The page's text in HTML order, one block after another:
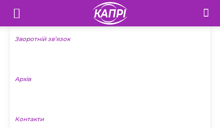
Телебачення
«Капрі»
Новини
Зворотній зв’язок
Архів
Контакти